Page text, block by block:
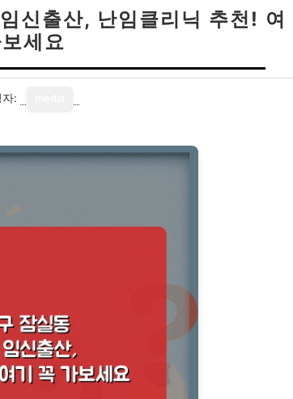
신출산, 난임클리닉 추천! 여
세요
자: